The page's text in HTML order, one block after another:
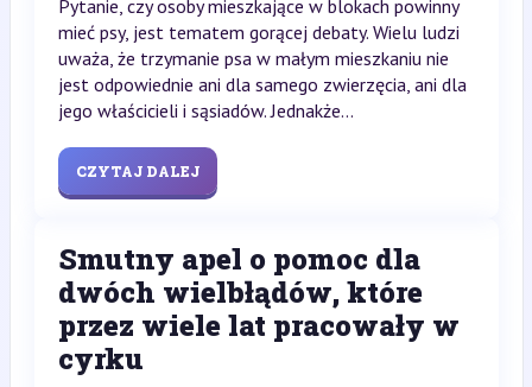
Pytanie, czy osoby mieszkające w blokach powinny
mieć psy, jest tematem gorącej debaty. Wielu ludzi
uważa, że trzymanie psa w małym mieszkaniu nie
jest odpowiednie ani dla samego zwierzęcia, ani dla
jego właścicieli i sąsiadów. Jednakże...
CZYTAJ DALEJ
Smutny apel o pomoc dla
dwóch wielbłądów, które
przez wiele lat pracowały w
cyrku